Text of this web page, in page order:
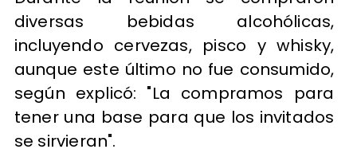
diversas bebidas alcohólicas,
incluyendo cervezas, pisco y whisky,
aunque este último no fue consumido,
según explicó: "La compramos para
tener una base para que los invitados
se sirvieran".